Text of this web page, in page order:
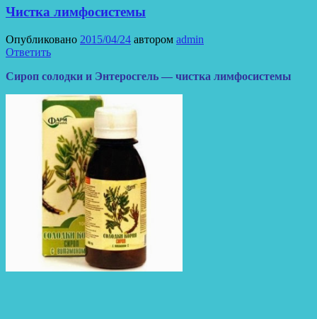
Чистка лимфосистемы
Опубликовано 2015/04/24 автором admin
Ответить
Сироп солодки и Энтеросгель — чистка лимфосистемы